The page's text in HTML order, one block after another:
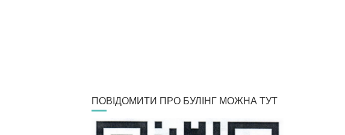
ПОВІДОМИТИ ПРО БУЛІНГ МОЖНА ТУТ